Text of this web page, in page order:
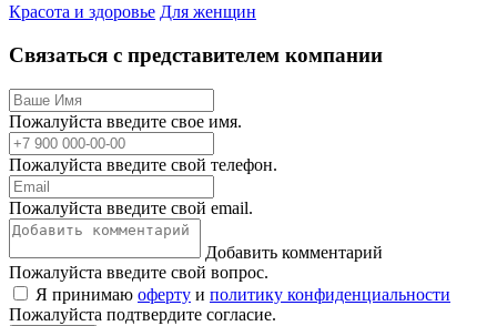
Красота и здоровье Для женщин
Связаться с представителем компании
Пожалуйста введите свое имя.
Пожалуйста введите свой телефон.
Пожалуйста введите свой email.
Добавить комментарий
Пожалуйста введите свой вопрос.
Я принимаю оферту и политику конфиденциальности
Пожалуйста подтвердите согласие.